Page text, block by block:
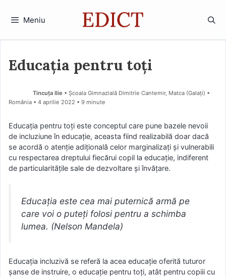
Meniu
Educația pentru toți
Tincuța Ilie • Școala Gimnazială Dimitrie Cantemir, Matca (Galaţi) •
România
4 aprilie 2022 • 9 minute
Educaţia pentru toţi este conceptul care pune bazele nevoii
de incluziune în educaţie, aceasta fiind realizabilă doar dacă
se acordă o atenţie adiţională celor marginalizaţi şi vulnerabili
cu respectarea dreptului fiecărui copil la educaţie, indiferent
de particularităţile sale de dezvoltare şi învăţare.
Educația este cea mai puternică armă pe
care voi o puteți folosi pentru a schimba
lumea. (Nelson Mandela)
Educația incluzivă se referă la acea educație oferită tuturor
șanse de instruire, o educație pentru toți, atât pentru copiii cu